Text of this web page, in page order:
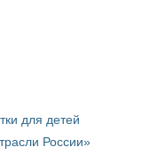
для детей
России»